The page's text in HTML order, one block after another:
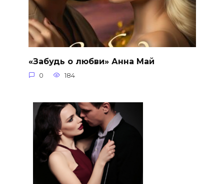
«Забудь о любви» Анна Май
0 184